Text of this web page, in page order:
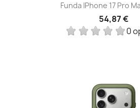
Funda IPhone 17 Pro
54,87 €
0